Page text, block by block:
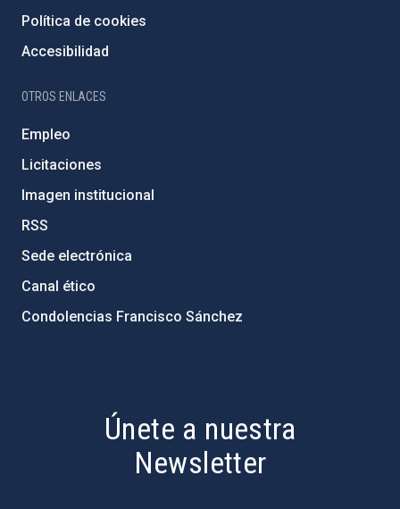
Política de cookies
Accesibilidad
OTROS ENLACES
Empleo
Licitaciones
Imagen institucional
RSS
Sede electrónica
Canal ético
Condolencias Francisco Sánchez
Únete a nuestra
Newsletter